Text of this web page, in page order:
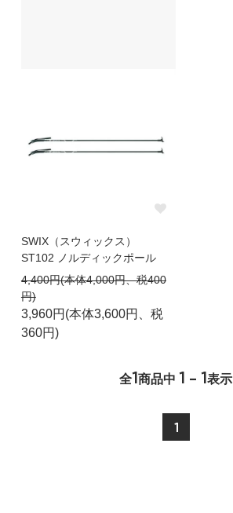
SWIX（スウィックス）
ST102 ノルディックポール
4,400円(本体4,000円、税400
円)
3,960円(本体3,600円、税
360円)
全1商品中 1 - 1表示
1